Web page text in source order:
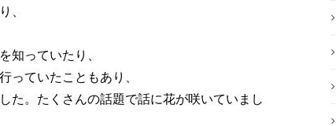
、
知っていたり、
っていたこともあり、
た。たくさんの話題で話に花が咲いていまし